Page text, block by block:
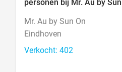
personen bij Mr. Au by
Mr. Au by Sun On
Eindhoven
Verkocht: 402